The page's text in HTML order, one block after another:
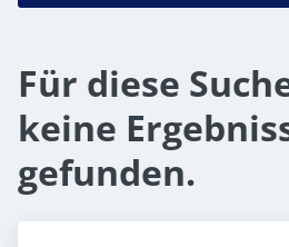
Für diese
keine
gefunden.